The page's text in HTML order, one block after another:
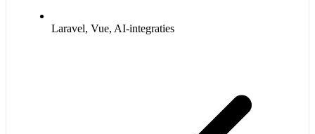
Laravel, Vue, AI-integraties